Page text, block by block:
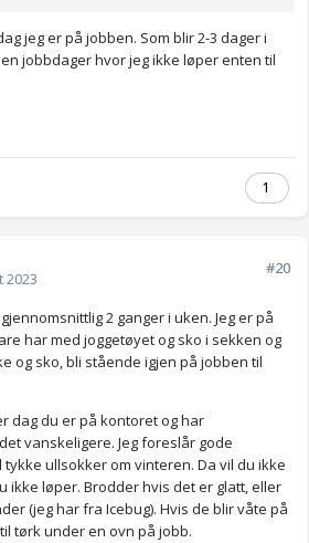
jeg er på jobben. Som blir 2-3 dager i
jobbdager hvor jeg ikke løper enten til
1
2023
#20
2 ganger i uken. Jeg er på
har med joggetøyet og sko i sekken og
og sko, bli stående igjen på jobben til
dag du er på kontoret og har
vanskeligere. Jeg foreslår gode
ullsokker om vinteren. Da vil du ikke
ikke løper. Brodder hvis det er glatt, eller
(jeg har fra Icebug). Hvis de blir våte på
tørk under en ovn på jobb.